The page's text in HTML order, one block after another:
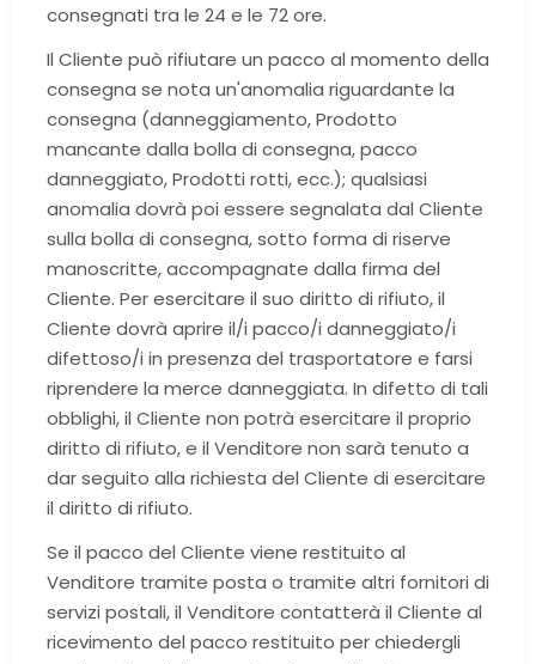
consegnati tra le 24 e le 72 ore.
Il Cliente può rifiutare un pacco al momento della
consegna se nota un'anomalia riguardante la
consegna (danneggiamento, Prodotto
mancante dalla bolla di consegna, pacco
danneggiato, Prodotti rotti, ecc.); qualsiasi
anomalia dovrà poi essere segnalata dal Cliente
sulla bolla di consegna, sotto forma di riserve
manoscritte, accompagnate dalla firma del
Cliente. Per esercitare il suo diritto di rifiuto, il
Cliente dovrà aprire il/i pacco/i danneggiato/i
difettoso/i in presenza del trasportatore e farsi
riprendere la merce danneggiata. In difetto di tali
obblighi, il Cliente non potrà esercitare il proprio
diritto di rifiuto, e il Venditore non sarà tenuto a
dar seguito alla richiesta del Cliente di esercitare
il diritto di rifiuto.
Se il pacco del Cliente viene restituito al
Venditore tramite posta o tramite altri fornitori di
servizi postali, il Venditore contatterà il Cliente al
ricevimento del pacco restituito per chiedergli